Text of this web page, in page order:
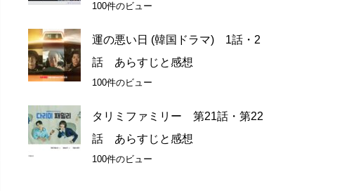
100件のビュー
運の悪い日 (韓国ドラマ) 1話・2
話 あらすじと感想
100件のビュー
タリミファミリー 第21話・第22
話 あらすじと感想
100件のビュー